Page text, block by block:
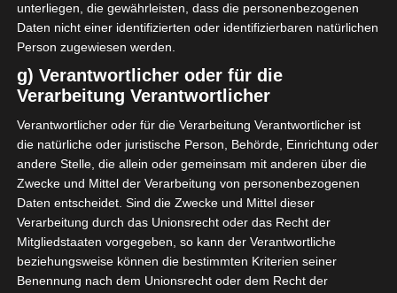
29 Sep. 2025-15:30
Club Sportif de
Hammam-Lif (CSHL)
Arous (SCBA)
Stade municipal de Hammam Lif (Stade Bou Kornine)
29 Sep. 2025- 15:30
Association Megrine
Sport (AMS)
2 1
Sfax Railways Sports
(SRS)
Stade Hamouda Hadded, Megrine
Tabelle Ligue 2 Pro Tunesien
2025/2026 Gruppe A
unterliegen, die gewährleisten, dass die personenbezogenen
Daten nicht einer identifizierten oder identifizierbaren natürlichen
Person zugewiesen werden.
g) Verantwortlicher oder für die
Verarbeitung Verantwortlicher
Verantwortlicher oder für die Verarbeitung Verantwortlicher ist
die natürliche oder juristische Person, Behörde, Einrichtung oder
andere Stelle, die allein oder gemeinsam mit anderen über die
Zwecke und Mittel der Verarbeitung von personenbezogenen
Daten entscheidet. Sind die Zwecke und Mittel dieser
Verarbeitung durch das Unionsrecht oder das Recht der
Mitgliedstaaten vorgegeben, so kann der Verantwortliche
beziehungsweise können die bestimmten Kriterien seiner
Benennung nach dem Unionsrecht oder dem Recht der